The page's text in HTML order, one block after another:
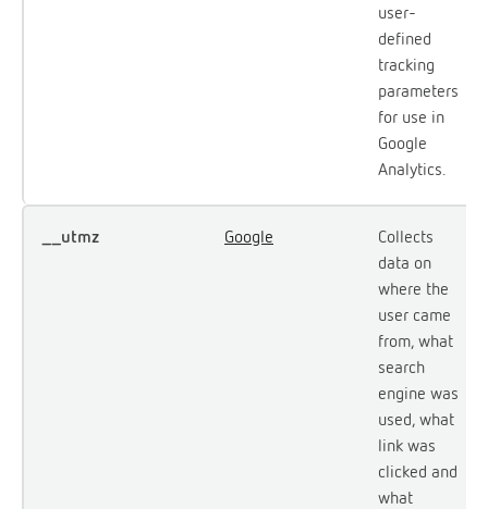
user-
defined
tracking
parameters
for use in
Google
Analytics.
__utmz Google
Collects
data on
where the
user came
from, what
search
engine was
used, what
link was
clicked and
what